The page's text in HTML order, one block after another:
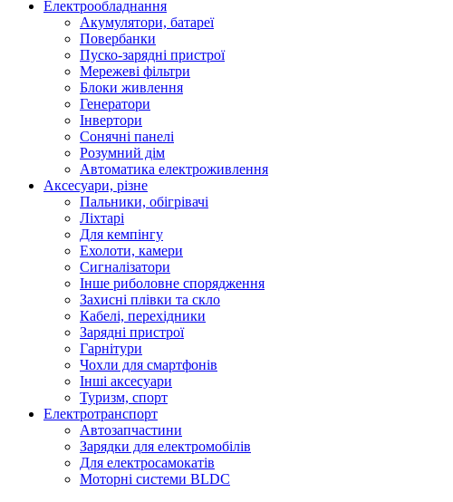
Електрообладнання
Акумулятори, батареї
Повербанки
Пуско-зарядні пристрої
Мережеві фільтри
Блоки живлення
Генератори
Інвертори
Сонячні панелі
Розумний дім
Автоматика електроживлення
Аксесуари, різне
Пальники, обігрівачі
Ліхтарі
Для кемпінгу
Ехолоти, камери
Сигналізатори
Інше риболовне спорядження
Захисні плівки та скло
Кабелі, перехідники
Зарядні пристрої
Гарнітури
Чохли для смартфонів
Інші аксесуари
Туризм, спорт
Електротранспорт
Автозапчастини
Зарядки для електромобілів
Для електросамокатів
Моторні системи BLDC